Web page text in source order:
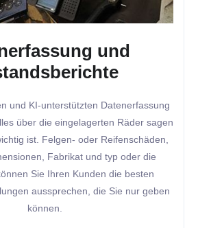
und
und KI-unterstützten Datenerfassung
über die eingelagerten Räder sagen
ist. Felgen- oder Reifenschäden,
Fabrikat und typ oder die
Sie Ihren Kunden die besten
aussprechen, die Sie nur geben
können.